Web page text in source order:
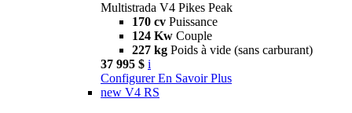
Multistrada V4 Pikes Peak
170 cv Puissance
124 Kw Couple
227 kg Poids à vide (sans carburant)
37 995 $ i
Configurer En Savoir Plus
new V4 RS